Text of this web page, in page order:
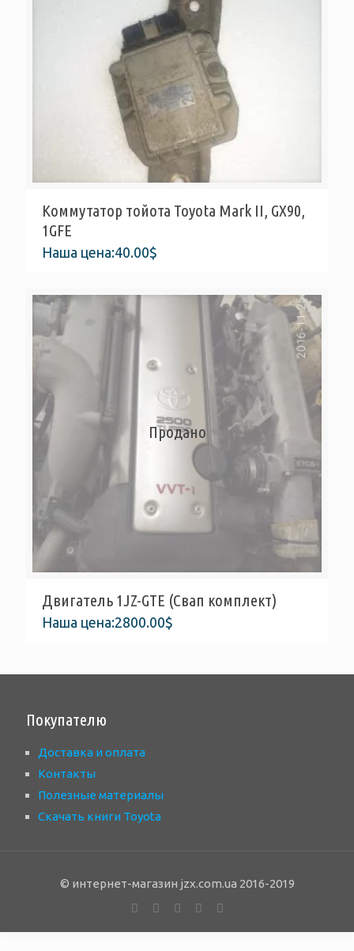
Коммутатор тойота Toyota Mark II, GX90,
1GFE
Наша цена:40.00$
Продано
Двигатель 1JZ-GTE (Свап комплект)
Наша цена:2800.00$
Покупателю
Доставка и оплата
Контакты
Полезные материалы
Скачать книги Toyota
© интернет-магазин jzx.com.ua 2016-2019